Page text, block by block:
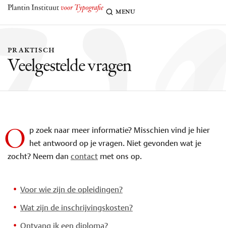
menu
praktisch
Veelgestelde vragen
O p zoek naar meer informatie? Misschien vind je hier
het antwoord op je vragen. Niet gevonden wat je
zocht? Neem dan contact met ons op.
Voor wie zijn de opleidingen?
Wat zijn de inschrijvingskosten?
Ontvang ik een diploma?